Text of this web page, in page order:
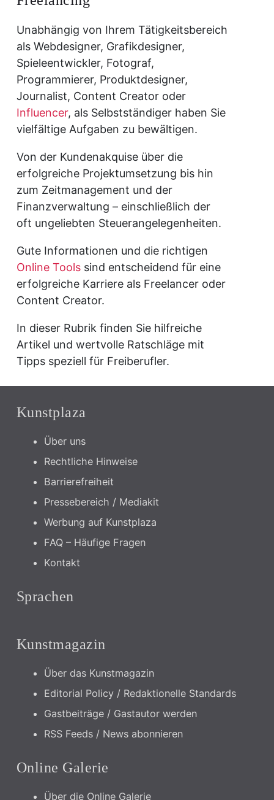
Unabhängig von Ihrem Tätigkeitsbereich
als Webdesigner, Grafikdesigner,
Spieleentwickler, Fotograf,
Programmierer, Produktdesigner,
Journalist, Content Creator oder
Influencer, als Selbstständiger haben Sie
vielfältige Aufgaben zu bewältigen.
Von der Kundenakquise über die
erfolgreiche Projektumsetzung bis hin
zum Zeitmanagement und der
Finanzverwaltung – einschließlich der
oft ungeliebten Steuerangelegenheiten.
Gute Informationen und die richtigen
Online Tools sind entscheidend für eine
erfolgreiche Karriere als Freelancer oder
Content Creator.
In dieser Rubrik finden Sie hilfreiche
Artikel und wertvolle Ratschläge mit
Tipps speziell für Freiberufler.
Kunstplaza
Über uns
Rechtliche Hinweise
Barrierefreiheit
Pressebereich / Mediakit
Werbung auf Kunstplaza
FAQ – Häufige Fragen
Kontakt
Sprachen
Kunstmagazin
Über das Kunstmagazin
Editorial Policy / Redaktionelle Standards
Gastbeiträge / Gastautor werden
RSS Feeds / News abonnieren
Online Galerie
Über die Online Galerie